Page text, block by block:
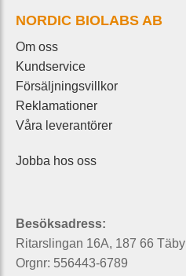
NORDIC BIOLABS AB
Om oss
Kundservice
Försäljningsvillkor
Reklamationer
Våra leverantörer
Jobba hos oss
Besöksadress:
Ritarslingan 16A, 187 66 Täby
Orgnr: 556443-6789